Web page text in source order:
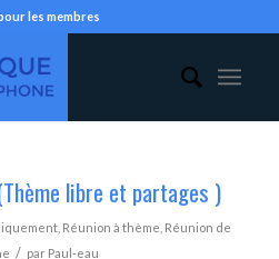
les membres
libre et partages )
, Réunion à thème Réunion de
/ par Paul-eau